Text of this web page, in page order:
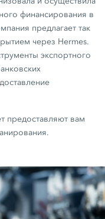
финансирования в
предлагает так
через Hermes.
экспортного
предоставляют вам